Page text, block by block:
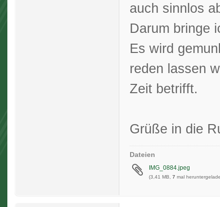
auch sinnlos
Darum bringe
Es wird
reden lassen
Zeit betrifft.
Grüße in die
Dateien
IMG_0884.jpeg
(3,41 MB, 7 mal